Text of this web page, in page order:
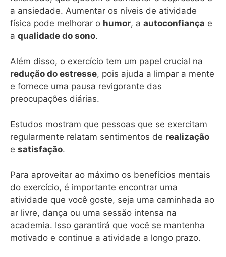
a ansiedade. Aumentar os níveis de atividade
física pode melhorar o humor, a autoconfiança e
a qualidade do sono.
Além disso, o exercício tem um papel crucial na
redução do estresse, pois ajuda a limpar a mente
e fornece uma pausa revigorante das
preocupações diárias.
Estudos mostram que pessoas que se exercitam
regularmente relatam sentimentos de realização
e satisfação.
Para aproveitar ao máximo os benefícios mentais
do exercício, é importante encontrar uma
atividade que você goste, seja uma caminhada ao
ar livre, dança ou uma sessão intensa na
academia. Isso garantirá que você se mantenha
motivado e continue a atividade a longo prazo.